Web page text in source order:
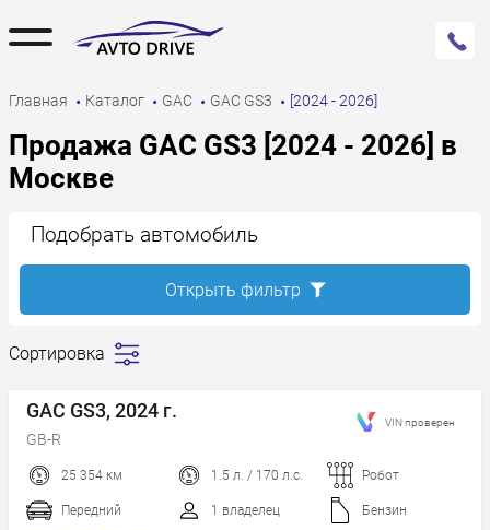
Главная Каталог GAC GAC GS3 [2024 - 2026]
Продажа GAC GS3 [2024 - 2026] в
Москве
Сортировка
дешевле
Сначала
дороже
Пробег
Год новее
GAC GS3, 2024 г.
GB-R
25 354 км 1.5 л. / 170 л.с. Робот
Передний 1 владелец Бензин
VIN проверен
Подобрать автомобиль
Открыть фильтр